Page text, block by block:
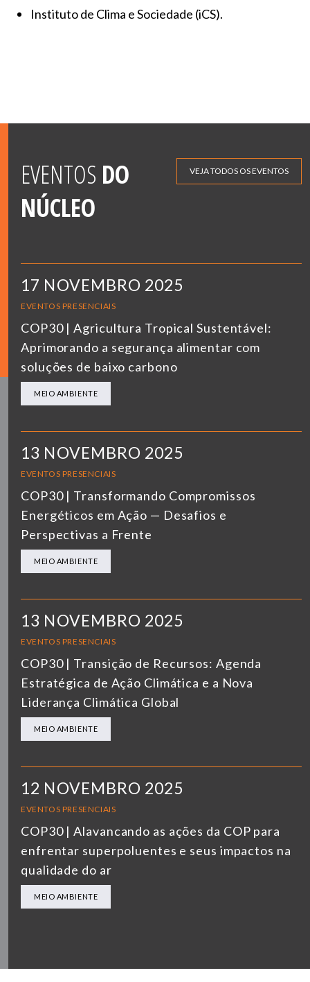
Instituto de Clima e Sociedade (iCS).
EVENTOS DO
NÚCLEO
VEJA TODOS OS EVENTOS
17 NOVEMBRO 2025
EVENTOS PRESENCIAIS
COP30 | Agricultura Tropical Sustentável:
Aprimorando a segurança alimentar com
soluções de baixo carbono
MEIO AMBIENTE
13 NOVEMBRO 2025
EVENTOS PRESENCIAIS
COP30 | Transformando Compromissos
Energéticos em Ação — Desafios e
Perspectivas a Frente
MEIO AMBIENTE
13 NOVEMBRO 2025
EVENTOS PRESENCIAIS
COP30 | Transição de Recursos: Agenda
Estratégica de Ação Climática e a Nova
Liderança Climática Global
MEIO AMBIENTE
12 NOVEMBRO 2025
EVENTOS PRESENCIAIS
COP30 | Alavancando as ações da COP para
enfrentar superpoluentes e seus impactos na
qualidade do ar
MEIO AMBIENTE